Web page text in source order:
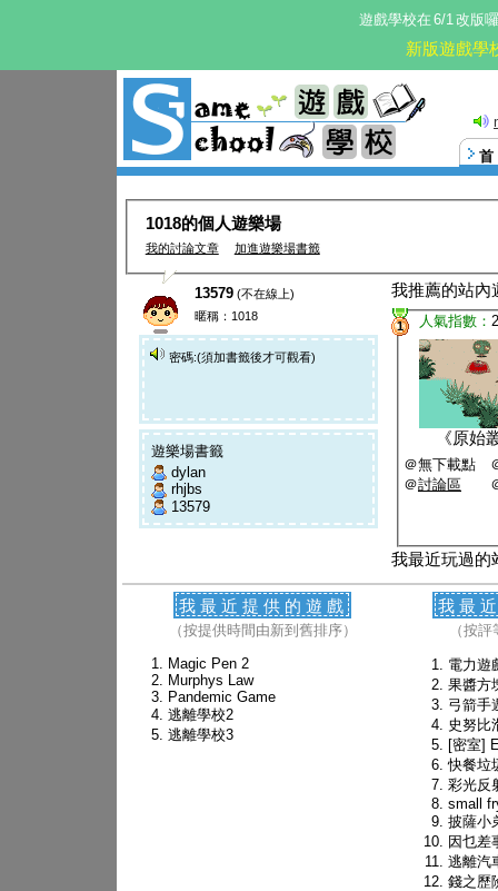
遊戲學校在 6/1改版
新版遊戲學
1018的個人遊樂場
我的討論文章 加進遊樂場書籤
13579 (不在線上)
暱稱：1018
密碼:(須加書籤後才可觀看)
遊樂場書籤
dylan
rhjbs
13579
我推薦的站內
1 人氣指數：
《原始
＠無下載點
＠討論區
我最近玩過的
我最近提供的遊戲
（按提供時間由新到舊排序）
Magic Pen 2
Murphys Law
Pandemic Game
逃離學校2
逃離學校3
我最
（按
電力遊
果醬方
弓箭手
史努比
[密室]
快餐垃
彩光反
small
披薩小
因乜差
逃離汽
錢之歷